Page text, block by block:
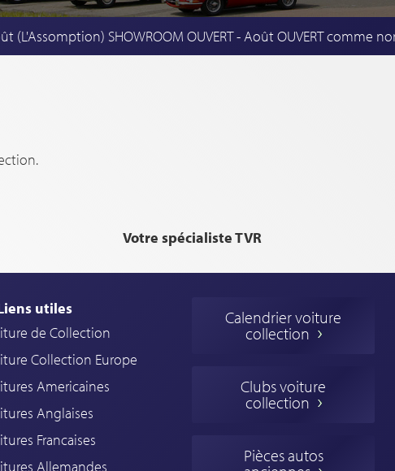
(L'Assomption) SHOWROOM OUVERT - Août OUVERT comme
Votre spécialiste TVR
utiles
de Collection
Collection Europe
Americaines
Anglaises
Francaises
Allemandes
Calendrier voiture
collection
Clubs voiture
collection
Pièces autos